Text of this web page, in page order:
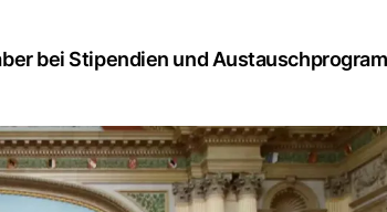
bei Stipendien und